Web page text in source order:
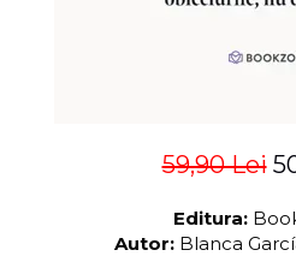
59,90 Lei
Editura:
Autor: Blanca